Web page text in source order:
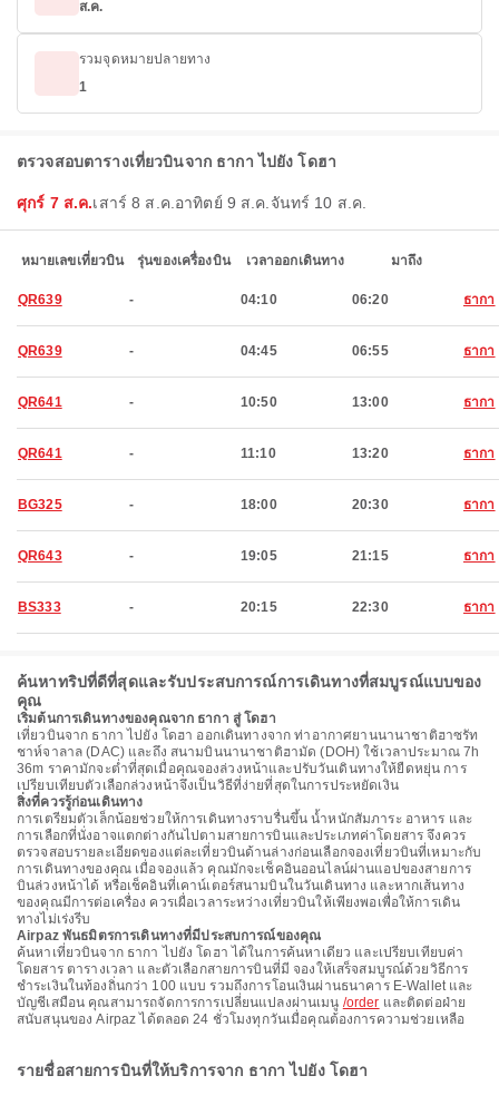
ส.ค.
รวมจุดหมายปลายทาง
1
ตรวจสอบตารางเที่ยวบินจาก ธากา ไปยัง โดฮา
ศุกร์ 7 ส.ค.เสาร์ 8 ส.ค. อาทิตย์ 9 ส.ค. จันทร์ 10 ส.ค.
หมายเลขเที่ยวบิน รุ่นของเครื่องบิน เวลาออกเดินทาง มาถึง
QR639 - 04:10 06:20 ธากา
QR639 - 04:45 06:55 ธากา
QR641 - 10:50 13:00 ธากา
QR641 - 11:10 13:20 ธากา
BG325 - 18:00 20:30 ธากา
QR643 - 19:05 21:15 ธากา
BS333 - 20:15 22:30 ธากา
ค้นหาทริปที่ดีที่สุดและรับประสบการณ์การเดินทางที่สมบูรณ์แบบของ
คุณ
เริ่มต้นการเดินทางของคุณจาก ธากา สู่ โดฮา
เที่ยวบินจาก ธากา ไปยัง โดฮา ออกเดินทางจาก ท่าอากาศยานนานาชาติฮาซรัท
ชาห์จาลาล (DAC) และถึง สนามบินนานาชาติฮามัด (DOH) ใช้เวลาประมาณ 7h
36m ราคามักจะต่ำที่สุดเมื่อคุณจองล่วงหน้าและปรับวันเดินทางให้ยืดหยุ่น การ
เปรียบเทียบตัวเลือกล่วงหน้าจึงเป็นวิธีที่ง่ายที่สุดในการประหยัดเงิน
สิ่งที่ควรรู้ก่อนเดินทาง
การเตรียมตัวเล็กน้อยช่วยให้การเดินทางราบรื่นขึ้น น้ำหนักสัมภาระ อาหาร และ
การเลือกที่นั่งอาจแตกต่างกันไปตามสายการบินและประเภทค่าโดยสาร จึงควร
ตรวจสอบรายละเอียดของแต่ละเที่ยวบินด้านล่างก่อนเลือกจองเที่ยวบินที่เหมาะกับ
การเดินทางของคุณ เมื่อจองแล้ว คุณมักจะเช็คอินออนไลน์ผ่านแอปของสายการ
บินล่วงหน้าได้ หรือเช็คอินที่เคาน์เตอร์สนามบินในวันเดินทาง และหากเส้นทาง
ของคุณมีการต่อเครื่อง ควรเผื่อเวลาระหว่างเที่ยวบินให้เพียงพอเพื่อให้การเดิน
ทางไม่เร่งรีบ
Airpaz พันธมิตรการเดินทางที่มีประสบการณ์ของคุณ
ค้นหาเที่ยวบินจาก ธากา ไปยัง โดฮา ได้ในการค้นหาเดียว และเปรียบเทียบค่า
โดยสาร ตารางเวลา และตัวเลือกสายการบินที่มี จองให้เสร็จสมบูรณ์ด้วยวิธีการ
ชำระเงินในท้องถิ่นกว่า 100 แบบ รวมถึงการโอนเงินผ่านธนาคาร E-Wallet และ
บัญชีเสมือน คุณสามารถจัดการการเปลี่ยนแปลงผ่านเมนู /order และติดต่อฝ่าย
สนับสนุนของ Airpaz ได้ตลอด 24 ชั่วโมงทุกวันเมื่อคุณต้องการความช่วยเหลือ
รายชื่อสายการบินที่ให้บริการจาก ธากา ไปยัง โดฮา